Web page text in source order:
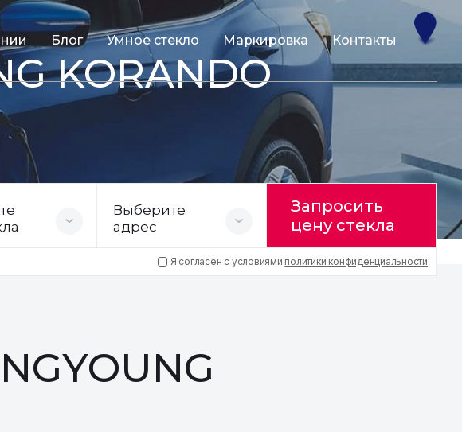
Блог Умное стекло Маркировка Контакты
KORANDO
Выберите
адрес
Запросить
цену стекла
Я согласен с условиями политики конфиденциальности